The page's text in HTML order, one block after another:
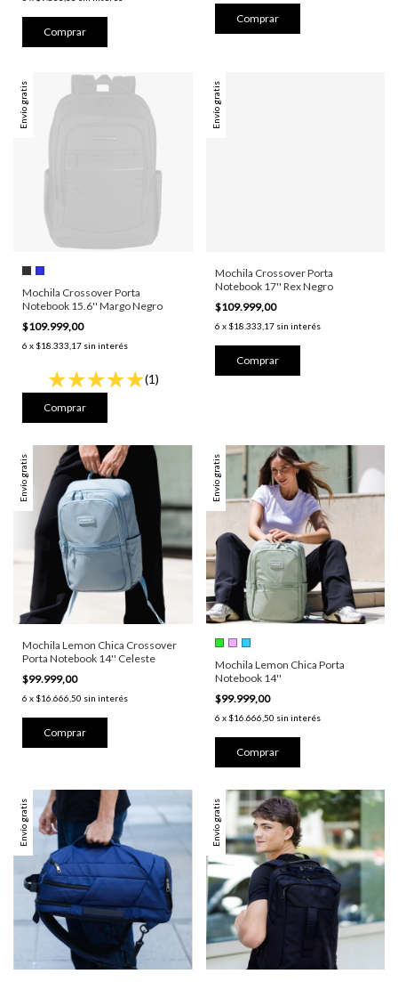
Envío gratis
Mochila Crossover Porta
Notebook 15.6'' Margo Negro
$109.999,00
6 x $18.333,17 sin interés
(1)
Comprar
Envío gratis
Mochila Crossover Porta
Notebook 17'' Rex Negro
$109.999,00
6 x $18.333,17 sin interés
Envío gratis
Mochila Lemon Chica Crossover
Porta Notebook 14'' Celeste
$99.999,00
6 x $16.666,50 sin interés
Envío gratis
Mochila Lemon Chica Porta
Notebook 14''
$99.999,00
6 x $16.666,50 sin interés
Comprar
Envío gratis Envío gratis